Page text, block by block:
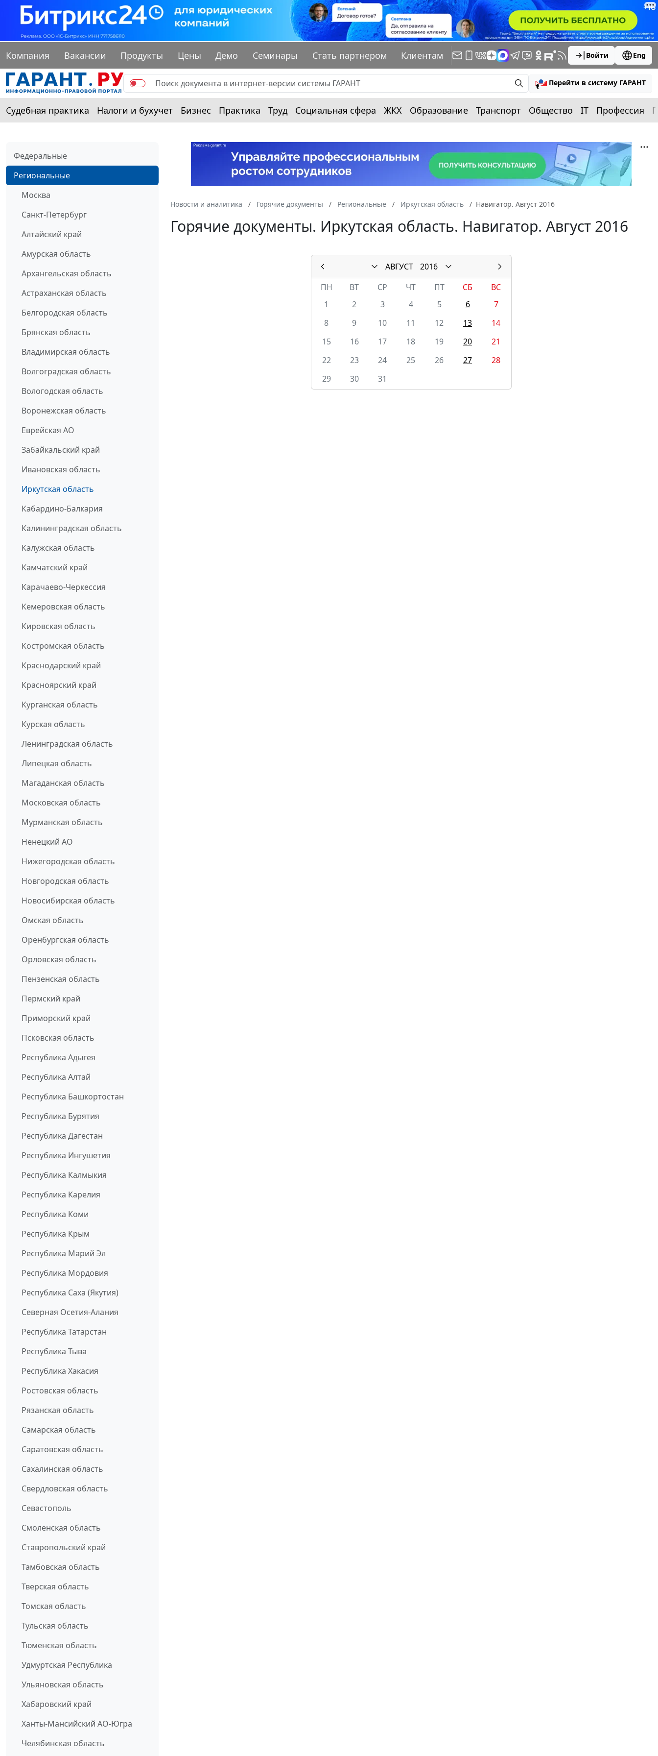
Компания Вакансии Продукты Цены Демо Семинары Стать партнером Клиентам Войти Eng
Перейти в систему ГАРАНТ
Судебная практика Налоги и бухучет Бизнес Практика Труд Социальная сфера ЖКХ Образование Транспорт Общество IT Профессия
Федеральные
Региональные
Москва
Санкт-Петербург
Алтайский край
Амурская область
Архангельская область
Астраханская область
Белгородская область
Брянская область
Владимирская область
Волгоградская область
Вологодская область
Воронежская область
Еврейская АО
Забайкальский край
Ивановская область
Иркутская область
Кабардино-Балкария
Калининградская область
Калужская область
Камчатский край
Карачаево-Черкессия
Кемеровская область
Кировская область
Костромская область
Краснодарский край
Красноярский край
Курганская область
Курская область
Ленинградская область
Липецкая область
Магаданская область
Московская область
Мурманская область
Ненецкий АО
Нижегородская область
Новгородская область
Новосибирская область
Омская область
Оренбургская область
Орловская область
Пензенская область
Пермский край
Приморский край
Псковская область
Республика Адыгея
Республика Алтай
Республика Башкортостан
Республика Бурятия
Республика Дагестан
Республика Ингушетия
Республика Калмыкия
Республика Карелия
Республика Коми
Республика Крым
Республика Марий Эл
Республика Мордовия
Республика Саха (Якутия)
Северная Осетия-Алания
Республика Татарстан
Республика Тыва
Республика Хакасия
Ростовская область
Рязанская область
Самарская область
Саратовская область
Сахалинская область
Свердловская область
Севастополь
Смоленская область
Ставропольский край
Тамбовская область
Тверская область
Томская область
Тульская область
Тюменская область
Удмуртская Республика
Ульяновская область
Хабаровский край
Ханты-Мансийский АО-Югра
Челябинская область
Новости и аналитика Горячие документы Региональные Иркутская область Навигатор. Август 2016
Горячие документы. Иркутская область. Навигатор. Август 2016
АВГУСТ
2016
ПН
ВТ СР ЧТ ПТ СБ
ВС
1
2 3 4 5 6
7
8
9 10 11 12 13
14
15
16 17 18 19 20
21
22
23 24 25 26 27
28
29
30 31